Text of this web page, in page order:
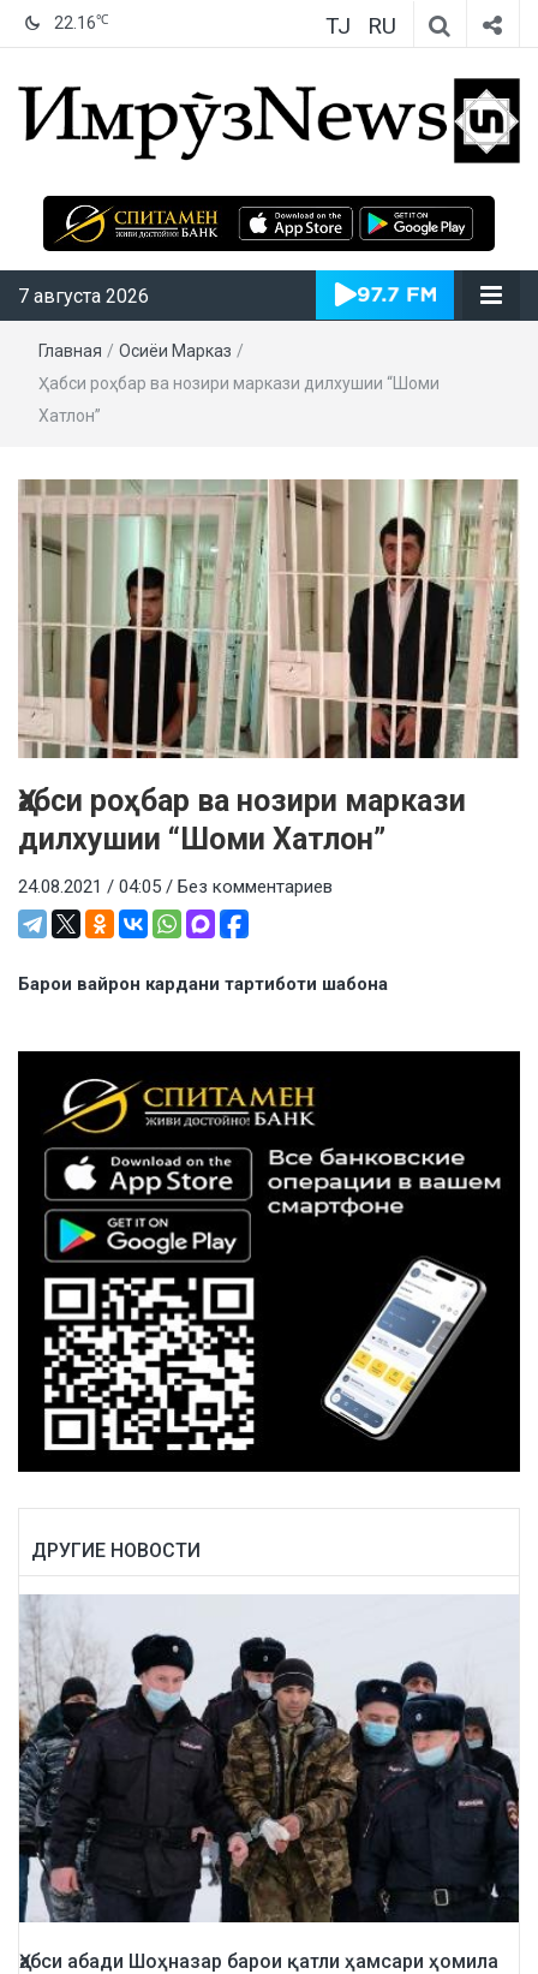
22.16℃ TJ RU
ИмрӯзNews
7 августа 2026
Главная / Осиёи Марказӣ /
Ҳабси роҳбар ва нозири маркази дилхушии “Шоми
Хатлон”
Ҳабси роҳбар ва нозири маркази
дилхушии “Шоми Хатлон”
24.08.2021 / 04:05 / Без комментариев
Барои вайрон кардани тартиботи шабона
ДРУГИЕ НОВОСТИ
Ҳабси абади Шоҳназар барои қатли ҳамсари ҳомила